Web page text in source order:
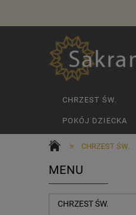
CHRZEST ŚW.
POKÓJ DZIECKA
» CHRZEST ŚW.
MENU
CHRZEST ŚW.